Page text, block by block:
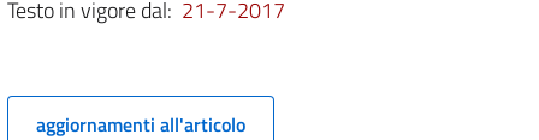
L'AUTORIZZAZIONE INTEGRATA AMBIENTALE (IPPC)
TITOLO I
(AIA).))
4
Testo in vigore dal: 21-7-2017
aggiornamenti all'articolo